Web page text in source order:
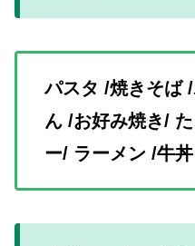
パスタ /焼きそば
ん /お好み焼き/
ー/ ラーメン /牛